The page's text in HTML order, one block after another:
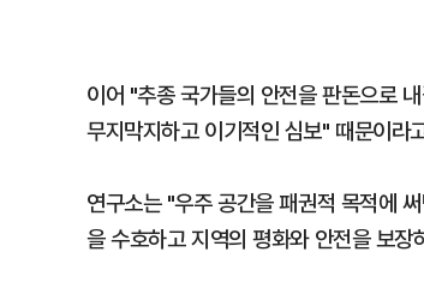
이어 "추종 국가들의 안전을 판돈으로
무지막지하고 이기적인 심보" 때문이라
연구소는 "우주 공간을 패권적 목적에
을 수호하고 지역의 평화와 안전을 보